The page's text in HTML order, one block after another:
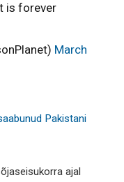
is forever
March
Pakistani
ajal